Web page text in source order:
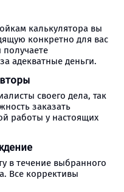
калькулятора вы
конкретно для вас
адекватные деньги.
своего дела, так
заказать
работы у настоящих
в течение выбранного
Все коррективы